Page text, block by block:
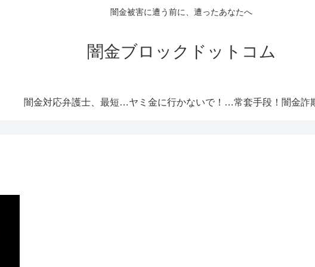
闇金被害に遭う前に、遭ったあなたへ
闇金ブロックドットコム
闇金対応弁護士、最短即日解決！ ヤミ金に行かないで！厳選オススメ消費者金融